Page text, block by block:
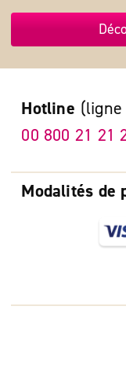
Modalités de
Hotline
00 800 21 21